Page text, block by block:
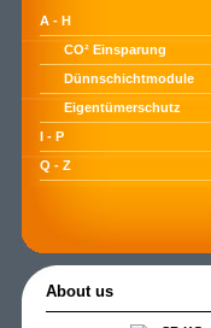
A - H
CO² Einsparung
Dünnschichtmodule
Eigentümerschutz
I - P
Q - Z
About us